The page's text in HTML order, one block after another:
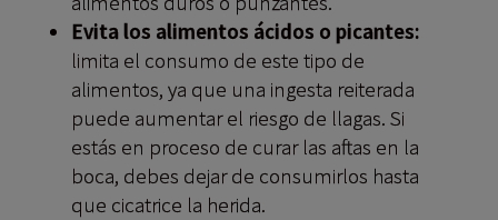
Evita los alimentos ácidos o picantes:
limita el consumo de este tipo de
alimentos, ya que una ingesta reiterada
puede aumentar el riesgo de llagas. Si
estás en proceso de curar las aftas en la
boca, debes dejar de consumirlos hasta
que cicatrice la herida.